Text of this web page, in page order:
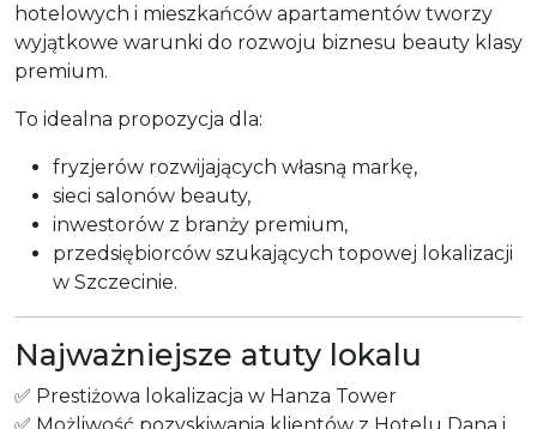
hotelowych i mieszkańców apartamentów tworzy
wyjątkowe warunki do rozwoju biznesu beauty klasy
premium.
To idealna propozycja dla:
fryzjerów rozwijających własną markę,
sieci salonów beauty,
inwestorów z branży premium,
przedsiębiorców szukających topowej lokalizacji
w Szczecinie.
Najważniejsze atuty lokalu
✅ Prestiżowa lokalizacja w Hanza Tower